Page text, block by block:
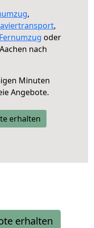
,
,
Fernumzug oder
nach
Minuten
Angebote.
erhalten
erhalten